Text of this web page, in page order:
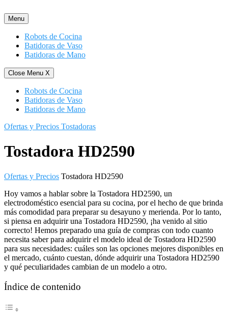
al
contenido
Menu
Robots de Cocina
Batidoras de Vaso
Batidoras de Mano
Close Menu X
Robots de Cocina
Batidoras de Vaso
Batidoras de Mano
Ofertas y Precios Tostadoras
Tostadora HD2590
Ofertas y Precios Tostadora HD2590
Hoy vamos a hablar sobre la Tostadora HD2590, un
electrodoméstico esencial para su cocina, por el hecho de que brinda
más comodidad para preparar su desayuno y merienda. Por lo tanto,
si piensa en adquirir una Tostadora HD2590, ¡ha venido al sitio
correcto! Hemos preparado una guía de compras con todo cuanto
necesita saber para adquirir el modelo ideal de Tostadora HD2590
para sus necesidades: cuáles son las opciones mejores disponibles en
el mercado, cuánto cuestan, dónde adquirir una Tostadora HD2590
y qué peculiaridades cambian de un modelo a otro.
Índice de contenido